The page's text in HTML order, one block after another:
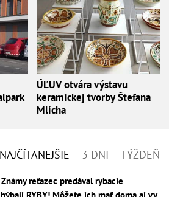
ÚĽUV otvára výstavu
keramickej tvorby Štefana
Mlícha
NAJČÍTANEJŠIE 3 DNI TÝŽDEŇ
Známy reťazec predával rybacie
RYBY! Môžete ich mať doma aj vy